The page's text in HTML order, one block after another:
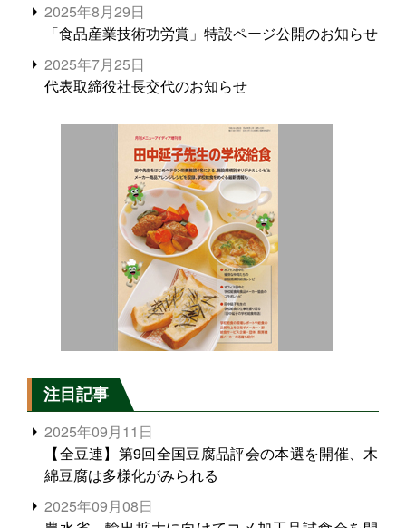
2025年8月29日
「食品産業技術功労賞」特設ページ公開のお知らせ
2025年7月25日
代表取締役社長交代のお知らせ
注目記事
2025年09月11日
【全豆連】第9回全国豆腐品評会の本選を開催、木
綿豆腐は多様化がみられる
2025年09月08日